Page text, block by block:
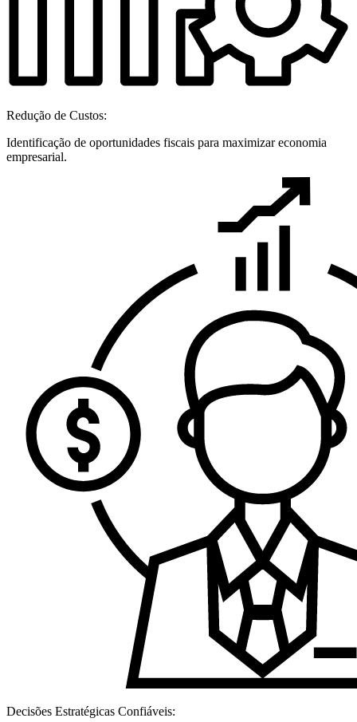
Redução de Custos:
Identificação de oportunidades fiscais para maximizar economia
empresarial.
Decisões Estratégicas Confiáveis: